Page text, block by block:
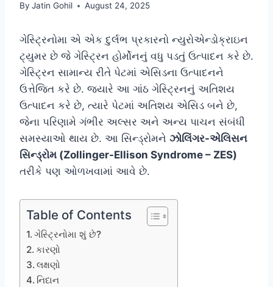
By Jatin Gohil August 24, 2025
ગેસ્ટ્રિનોમા એ એક દુર્લભ પ્રકારનો ન્યુરોએન્ડોક્રાઇન
ટ્યુમર છે જે ગેસ્ટ્રિન હોર્મોનનું વધુ પડતું ઉત્પાદન કરે છે.
ગેસ્ટ્રિન સામાન્ય રીતે પેટમાં એસિડના ઉત્પાદનને
ઉત્તેજિત કરે છે. જ્યારે આ ગાંઠ ગેસ્ટ્રિનનું અતિશય
ઉત્પાદન કરે છે, ત્યારે પેટમાં અતિશય એસિડ બને છે,
જેના પરિણામે ગંભીર અલ્સર અને અન્ય પાચન સંબંધી
સમસ્યાઓ થાય છે. આ સિન્ડ્રોમને ઝોલિંગર-એલિસન
સિન્ડ્રોમ (Zollinger-Ellison Syndrome – ZES)
તરીકે પણ ઓળખવામાં આવે છે.
Table of Contents
ગેસ્ટ્રિનોમા શું છે?
કારણો
લક્ષણો
નિદાન